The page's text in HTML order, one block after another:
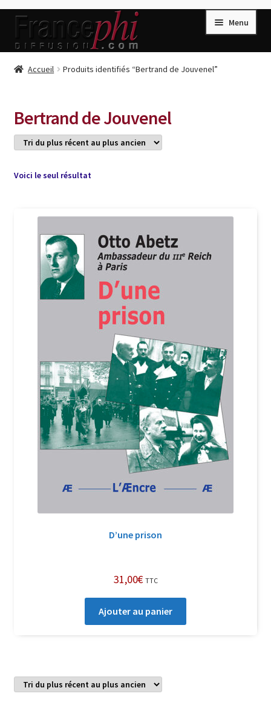
Aller
la
Aller
contenu
Menu
Accueil
Conditions de Vente
Connection
Listes d’Envies
Livres de Peter Randa
Livres de Philippe Randa
Login Customizer
Politique de confidentialité et cookies
Qui sommes-nous ?
Soutien à Philippe Randa
Suivi de la Commande
Accueil Produits identifiés “Bertrand de Jouvenel”
Bertrand de Jouvenel
Voici le seul résultat
D’une prison
31,00€ TTC
Ajouter au panier